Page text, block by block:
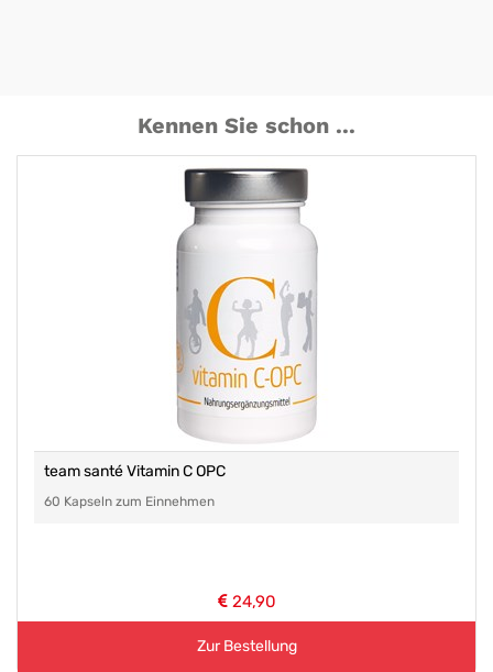
Kennen Sie schon ...
team santé Vitamin C OPC
60 Kapseln zum Einnehmen
24,90
Zur Bestellung